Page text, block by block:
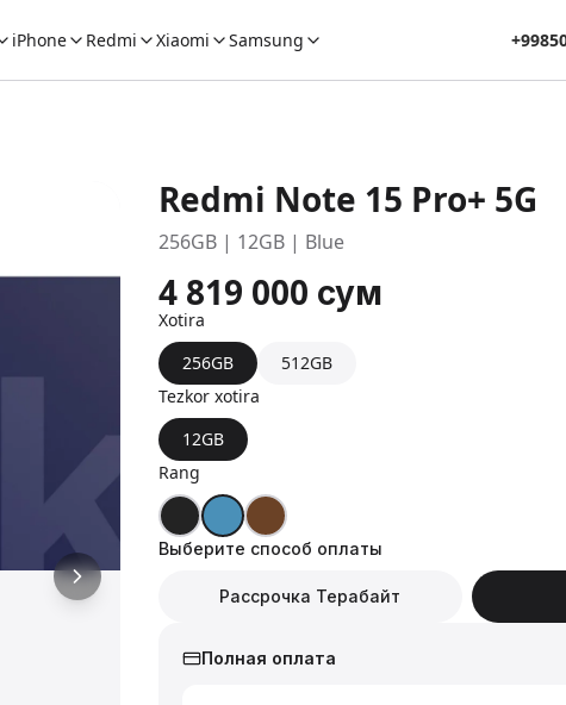
iPhone Redmi Xiaomi Samsung
Redmi Note 15 Pro+ 5G
256GB | 12GB | Blue
4 819 000 сум
Xotira
256GB
512GB
Tezkor xotira
12GB
Rang
Выберите способ оплаты
Рассрочка Терабайт
Полная оплата